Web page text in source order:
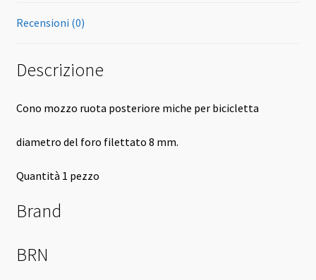
Recensioni (0)
Descrizione
Cono mozzo ruota posteriore miche per bicicletta
diametro del foro filettato 8 mm.
Quantità 1 pezzo
Brand
BRN